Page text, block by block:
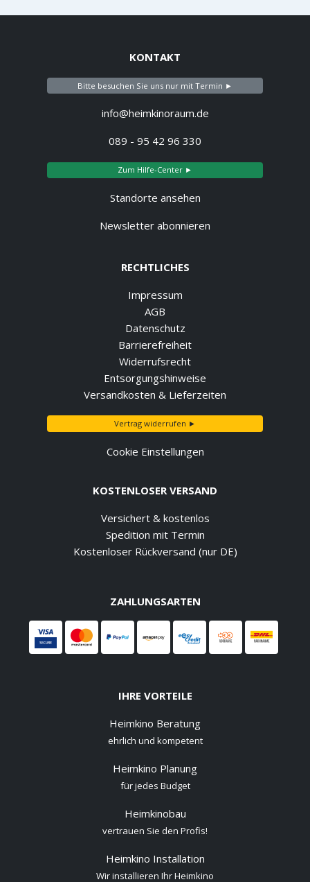
KONTAKT
Bitte besuchen Sie uns nur mit Termin ►
info@heimkinoraum.de
089 - 95 42 96 330
Zum Hilfe-Center ►
Standorte ansehen
Newsletter abonnieren
RECHTLICHES
Impressum
AGB
Datenschutz
Barrierefreiheit
Widerrufsrecht
Entsorgungshinweise
Versandkosten & Lieferzeiten
Vertrag widerrufen ►
Cookie Einstellungen
KOSTENLOSER VERSAND
Versichert & kostenlos
Spedition mit Termin
Kostenloser Rückversand (nur DE)
ZAHLUNGSARTEN
IHRE VORTEILE
Heimkino Beratung
ehrlich und kompetent
Heimkino Planung
für jedes Budget
Heimkinobau
vertrauen Sie den Profis!
Heimkino Installation
Wir installieren Ihr Heimkino